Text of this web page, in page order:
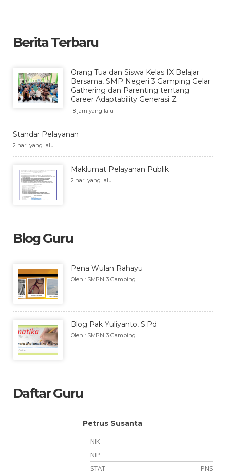
Berita Terbaru
Orang Tua dan Siswa Kelas IX Belajar
Bersama, SMP Negeri 3 Gamping Gelar
Gathering dan Parenting tentang
Career Adaptability Generasi Z
18 jam yang lalu
Standar Pelayanan
2 hari yang lalu
Maklumat Pelayanan Publik
2 hari yang lalu
Blog Guru
Pena Wulan Rahayu
Oleh : SMPN 3 Gamping
Blog Pak Yuliyanto, S.Pd
Oleh : SMPN 3 Gamping
Daftar Guru
Petrus Susanta
NIK
NIP
STAT
PNS